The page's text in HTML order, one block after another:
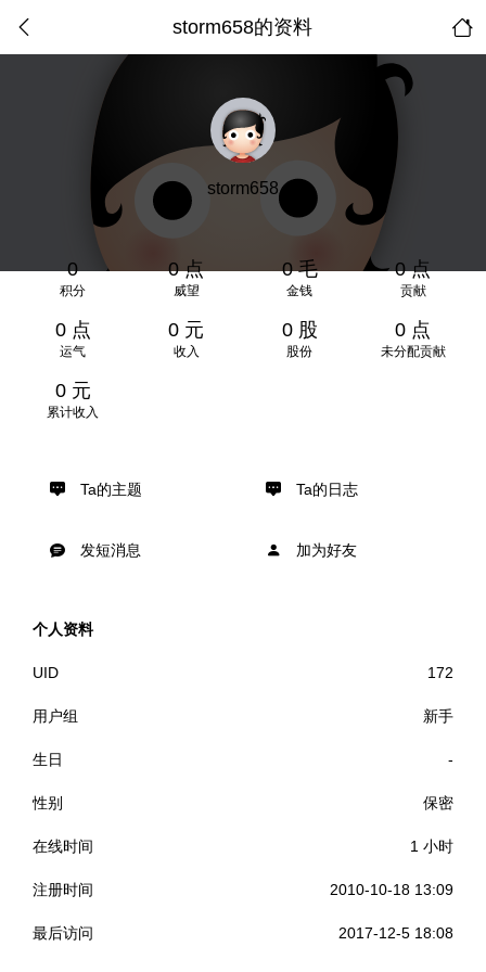
storm658的资料
storm658
0
积分
0 点
威望
0 毛
金钱
0 点
贡献
0 点
运气
0 元
收入
0 股
股份
0 点
未分配贡献
0 元
累计收入
Ta的主题 Ta的日志
发短消息 加为好友
个人资料
UID 172
用户组 新手
生日 -
性别 保密
在线时间 1 小时
注册时间 2010-10-18 13:09
最后访问 2017-12-5 18:08